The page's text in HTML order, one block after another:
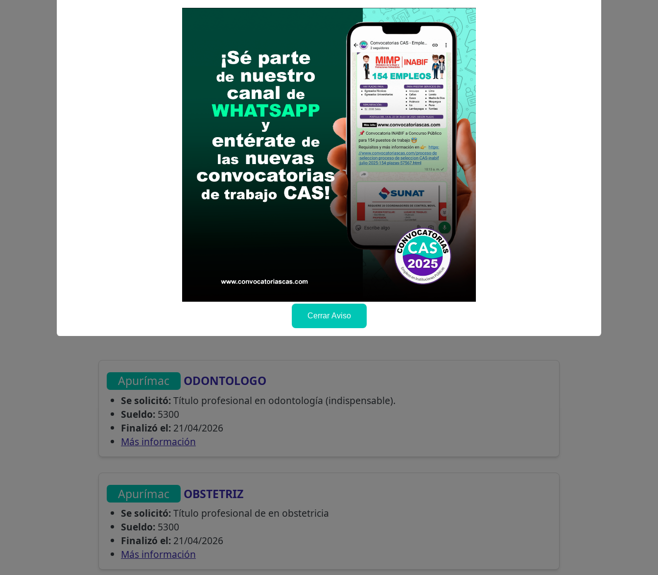
Título de técnico en laboratorio
TECNICO EN ENFERMERIA
Título de técnico en enfermería
21/04/2026
Apurímac ODONTOLOGO
Se solicitó:Título profesional en odontología (indispensable).
Sueldo:5300
Finalizó el:21/04/2026
Más información
Apurímac OBSTETRIZ
Se solicitó:Título profesional de en obstetricia
Sueldo:5300
Finalizó el:21/04/2026
Más información
Cerrar Aviso